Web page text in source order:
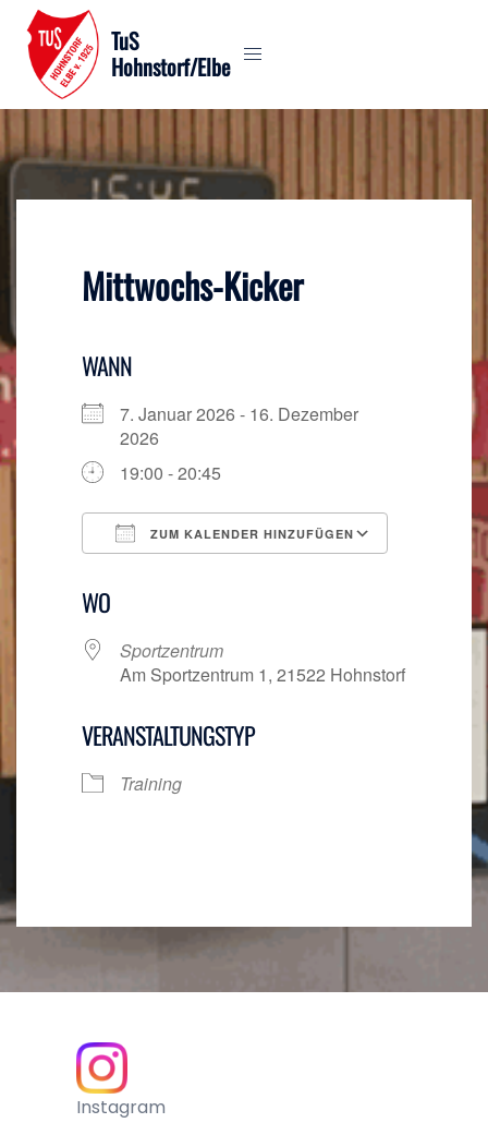
Zum
Inhalt
springen
TuS
Hohnstorf/Elbe
Mittwochs-Kicker
WANN
7. Januar 2026 - 16. Dezember
2026
19:00 - 20:45
ZUM KALENDER HINZUFÜGEN
Google
WO
Sportzentrum
Am Sportzentrum 1, 21522 Hohnstorf
VERANSTALTUNGSTYP
Training
Instagram